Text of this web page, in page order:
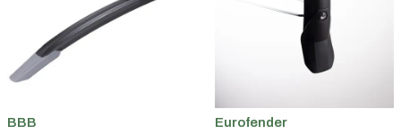
BBB
Eurofender